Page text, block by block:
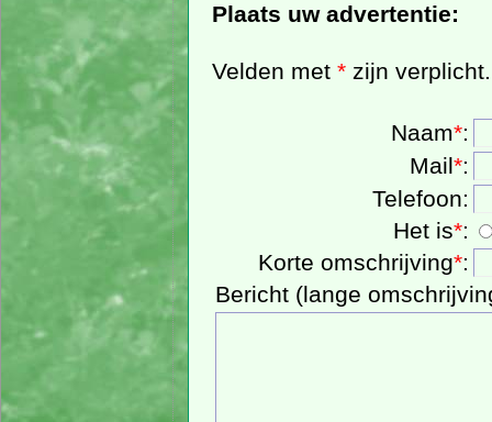
Plaats uw advertentie:
Velden met* zijn verplicht.
Naam*:
Mail*:
Telefoon:
Het is*:
Korte omschrijving*:
Bericht (lange